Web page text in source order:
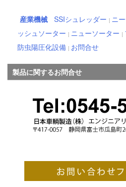
産業機械 SSIシュレッダー ニ
ッシュソーター ニューソーター
防虫陽圧化設備 お問合せ
製品に関するお問合せ